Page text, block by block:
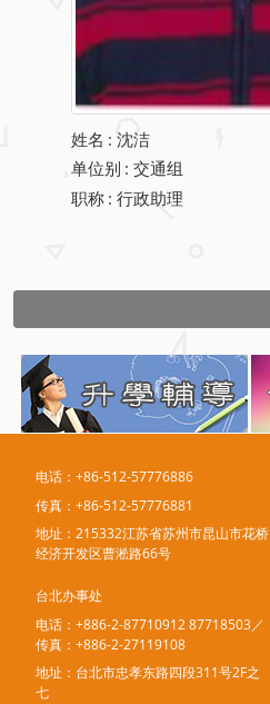
姓名 : 沈洁
单位别 : 交通组
职称 : 行政助理
电话：+86-512-57776886
传真：+86-512-57776881
地址：215332江苏省苏州市昆山市花桥
经济开发区曹淞路66号
台北办事处
电话：+886-2-87710912 87718503／
传真：+886-2-27119108
地址：台北市忠孝东路四段311号2F之
七